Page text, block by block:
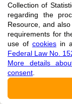
Support:
ISSN 2227-6017
ЭЛ № ФС 77 - 80772
Collection of
regarding the
Resource, and
requirements for
use of cookiesin
Federal Law No.
More details
consent